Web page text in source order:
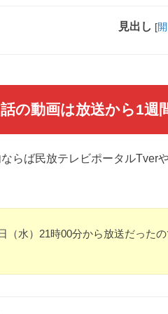
見出し [開
の動画は放送から1週
らば民放テレビポータルTver
（水）21時00分から放送だった